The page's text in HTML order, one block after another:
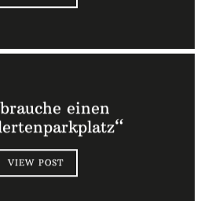
einen
VIEW POST